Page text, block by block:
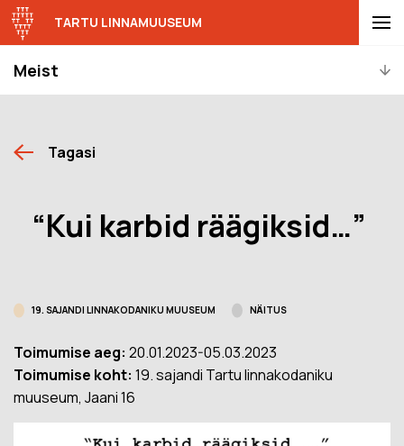
Meist
TARTU LINNAMUUSEUM
Tagasi
“Kui karbid räägiksid…”
19. SAJANDI LINNAKODANIKU MUUSEUM NÄITUS
Toimumise aeg: 20.01.2023-05.03.2023
Toimumise koht: 19. sajandi Tartu linnakodaniku
muuseum, Jaani 16